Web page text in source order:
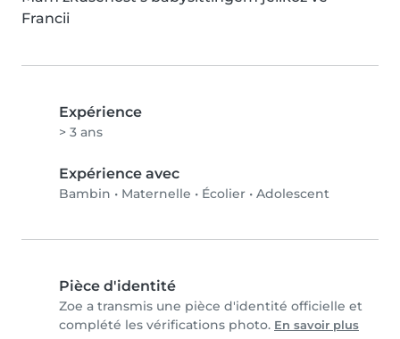
Francii
Expérience
> 3 ans
Expérience avec
Bambin • Maternelle • Écolier • Adolescent
Pièce d'identité
Zoe a transmis une pièce d'identité officielle et
complété les vérifications photo. En savoir plus